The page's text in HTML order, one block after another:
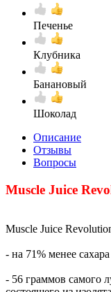
Печенье
Клубника
Банановый
Шоколад
Описание
Отзывы
Вопросы
Muscle Juice
Muscle Juice
- на 71% менее
- 56 граммов самого